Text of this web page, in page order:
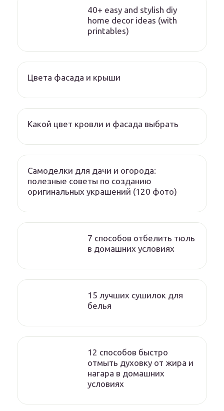
40+ easy and stylish diy
home decor ideas (with
printables)
Цвета фасада и крыши
Какой цвет кровли и фасада выбрать
Самоделки для дачи и огорода:
полезные советы по созданию
оригинальных украшений (120 фото)
7 способов отбелить тюль
в домашних условиях
15 лучших сушилок для
белья
12 способов быстро
отмыть духовку от жира и
нагара в домашних
условиях